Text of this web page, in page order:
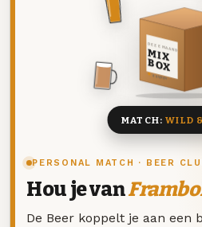
PERSONAL MATCH · BEER
Hou je van
De Beer koppelt je aan een
DEZE MAAND
MIX
BOX
8 BIEREN
MATCH:WILD